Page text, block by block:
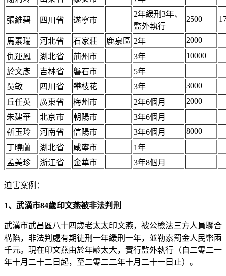
張維碧 四川省 遂寧市
2年緩刑3年、
監外執行
2500
馬素瑞 河北省 石家莊 鹿泉區 2年
2000
仇運鳳
湖北省 荊州市 3年
10000
於文彥
吉林省 磐石市
5年
吳敏
四川省 攀枝花 3年
3000
丘任英
廣東省 梅州市 2年6個月
2000
朱建華
北京市 朝陽市
3年6個月
靳玉玲
河南省 信陽市 3年6個月
8000
丁曉蘭
湖北省 咸寧市
1年
孟美珍
浙江省 金華市 3年8個月
迫害案例：
1、武漢市84歲印文燕被非法判刑
武漢市武昌區八十四歲老太太印文燕，被公檢法三方人員聯合
構陷，非法判處有期徒刑一年緩刑一年，並勒索罰金人民幣兩
千元。現在印文燕由於年齡太大，實行監外執行（自二零二一
年十月二十二日起，至二零二二年十月二十一日止）。